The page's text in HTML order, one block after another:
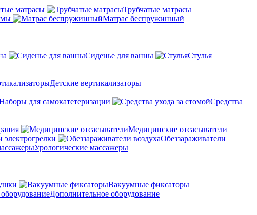
матрасы
Трубчатые матрасы
Матрас беспружинный
Сиденье для ванны
Стулья
Детские вертикализаторы
для самокатетеризации
Средства
Медицинские отсасыватели
Обеззараживатели
Урологические массажеры
Вакуумные фиксаторы
Дополнительное оборудование